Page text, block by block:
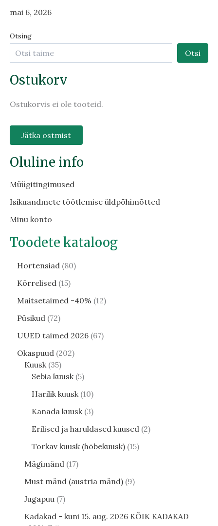
mai 6, 2026
Otsing
Otsi
Ostukorv
Ostukorvis ei ole tooteid.
Jätka ostmist
Oluline info
Müügitingimused
Isikuandmete töötlemise üldpõhimõtted
Minu konto
Toodete kataloog
Hortensiad 80
Kõrrelised 15
Maitsetaimed -40% 12
Püsikud 72
UUED taimed 2026 67
Okaspuud 202
Kuusk 35
Sebia kuusk 5
Harilik kuusk 10
Kanada kuusk 3
Erilised ja haruldased kuused 2
Torkav kuusk (hõbekuusk) 15
Mägimänd 17
Must mänd (austria mänd) 9
Jugapuu 7
Kadakad - kuni 15. aug. 2026 KÕIK KADAKAD